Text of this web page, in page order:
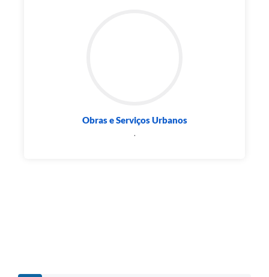
Obras e Serviços Urbanos
.